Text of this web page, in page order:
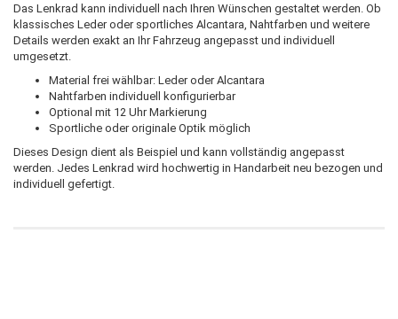
Das Lenkrad kann individuell nach Ihren Wünschen gestaltet werden. Ob
klassisches Leder oder sportliches Alcantara, Nahtfarben und weitere
Details werden exakt an Ihr Fahrzeug angepasst und individuell
umgesetzt.
Material frei wählbar: Leder oder Alcantara
Nahtfarben individuell konfigurierbar
Optional mit 12 Uhr Markierung
Sportliche oder originale Optik möglich
Dieses Design dient als Beispiel und kann vollständig angepasst
werden. Jedes Lenkrad wird hochwertig in Handarbeit neu bezogen und
individuell gefertigt.